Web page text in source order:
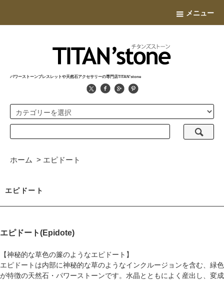
メニュー
パワーストーンブレスレットや天然石アクセサリーの専門店TITAN'stone
ホーム > エピドート
エピドート
エピドート(Epidote)
【神秘的な草色の簾のようなエピドート】
エピドートは内部に神秘的な草のようなインクルージョンを含む、緑色
が特徴の天然石・パワーストーンです。水晶とともによく産出し、変成